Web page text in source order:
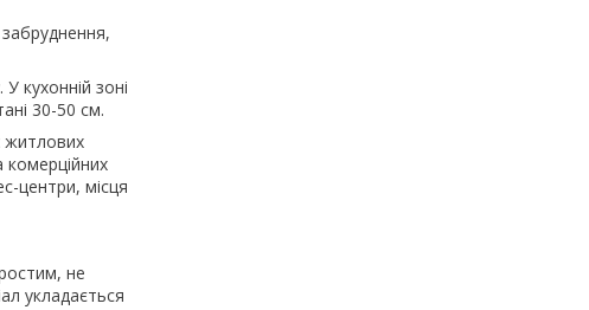
кухонній зоні
30-50 см.
житлових
комерційних
центри, місця
не
укладається